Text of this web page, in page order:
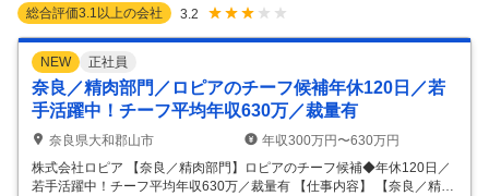
総合評価3.1 以上の会社 3.2
NEW 正社員
奈良／精肉部門／ロピアのチーフ候補年休120日／若
手活躍中！チーフ平均年収630万／裁量有
奈良県大和郡山市
年収300万円〜630万円
株式会社ロピア 【奈良／精肉部門】ロピアのチーフ候補◆年休120日／
若手活躍中！チーフ平均年収630万／裁量有 【仕事内容】 【奈良／精肉